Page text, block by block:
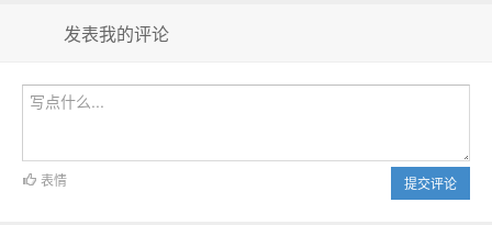
发表我的评论
提交评论
表情